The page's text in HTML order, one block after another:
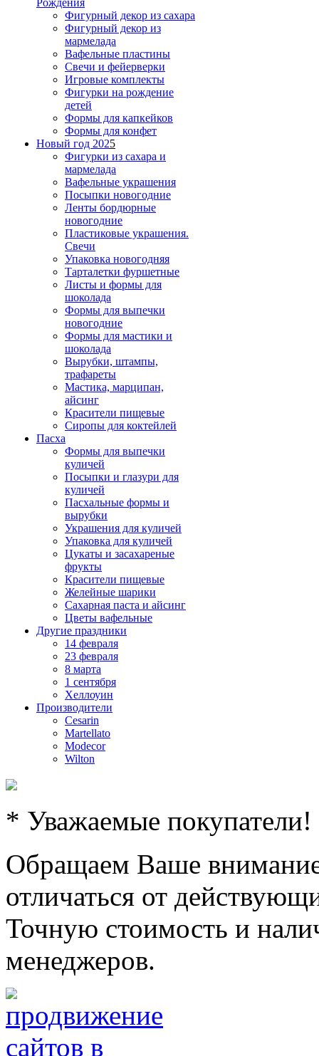
Фигурный декор из сахара
Фигурный декор из
мармелада
Вафельные пластины
Свечи и фейерверки
Игровые комплекты
Фигурки на рождение
детей
Формы для капкейков
Формы для конфет
Новый год 2025
Фигурки из сахара и
мармелада
Вафельные украшения
Посыпки новогодние
Ленты бордюрные
новогодние
Пластиковые украшения.
Свечи
Упаковка новогодняя
Тарталетки фуршетные
Листы и формы для
шоколада
Формы для выпечки
новогодние
Формы для мастики и
шоколада
Вырубки, штампы,
трафареты
Мастика, марципан,
айсинг
Красители пищевые
Сиропы для коктейлей
Пасха
Формы для выпечки
куличей
Посыпки и глазури для
куличей
Пасхальные формы и
вырубки
Украшения для куличей
Упаковка для куличей
Цукаты и засахареные
фрукты
Красители пищевые
Желейные шарики
Сахарная паста и айсинг
Цветы вафельные
Другие праздники
14 февраля
23 февраля
8 марта
1 сентября
Хеллоуин
Производители
Cesarin
Martellato
Modecor
Wilton
* Уважаемые покупатели!
Обращаем Ваше
отличаться от
Точную стоимость и
менеджеров.